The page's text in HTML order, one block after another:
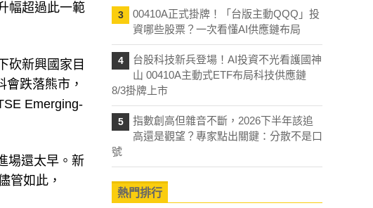
幅超過此一範
砍新興國家目
跌落熊市，
Emerging-
場還太早。新
管如此，
3
00410A正式掛牌！「台版主動QQQ」投
資哪些股票？一次看懂AI供應鏈布局
4
台股科技新兵登場！AI投資不光看護國神
山 00410A主動式ETF布局科技供應鏈
8/3掛牌上市
5
指數創高但雜音不斷，2026下半年該追
高還是觀望？專家點出關鍵：分散不是口
號
熱門排行